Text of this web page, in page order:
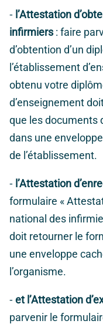
⁃ l’Attestation
infirmiers: faire
d’obtention d’un
l’établissement
obtenu votre
d’enseignement
que les documents
dans une
de l’établissement.
⁃ l’Attestation
formulaire «
national des
doit retourner le
une enveloppe
l’organisme.
⁃ et l’Attestation
parvenir le